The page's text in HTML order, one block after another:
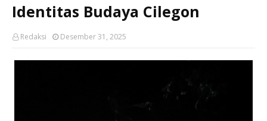
Identitas Budaya Cilegon
Redaksi Desember 31, 2025